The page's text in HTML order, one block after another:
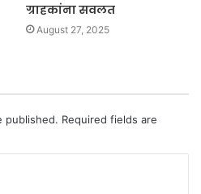
ग्राहकांना सवलत
August 27, 2025
published. Required fields are